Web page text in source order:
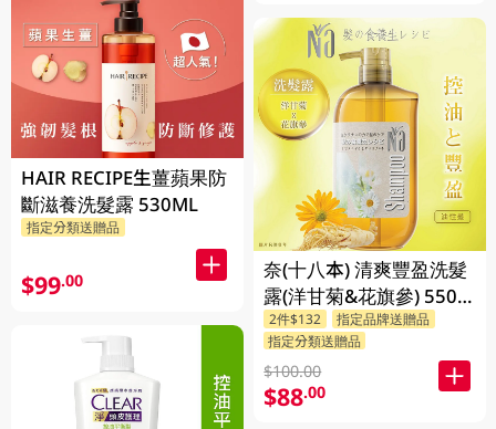
HAIR RECIPE生薑蘋果防
斷滋養洗髮露 530ML
指定分類送贈品
$99.00
奈(十八本) 清爽豐盈洗髮
露(洋甘菊&花旗參) 550
ML
2件$132
指定品牌送贈品
指定分類送贈品
$100.00
$88.00